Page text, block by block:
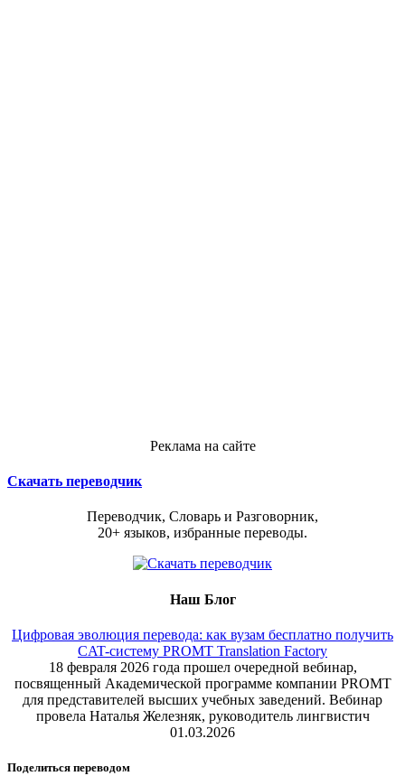
Реклама на сайте
Скачать переводчик
Переводчик, Словарь и Разговорник,
20+ языков, избранные переводы.
Наш Блог
Цифровая эволюция перевода: как вузам бесплатно получить
CAT-систему PROMT Translation Factory
18 февраля 2026 года прошел очередной вебинар,
посвященный Академической программе компании PROMT
для представителей высших учебных заведений. Вебинар
провела Наталья Железняк, руководитель лингвистич
01.03.2026
Поделиться переводом